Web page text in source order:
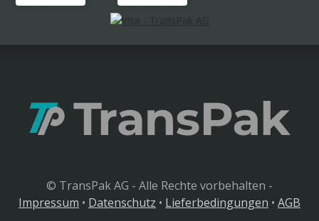
© TransPak AG - Alle Rechte vorbehalten -
Impressum • Datenschutz • Lieferbedingungen • AGB